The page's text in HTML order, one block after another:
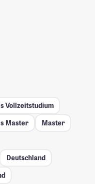
Vollzeitstudium
Master
Master
Deutschland